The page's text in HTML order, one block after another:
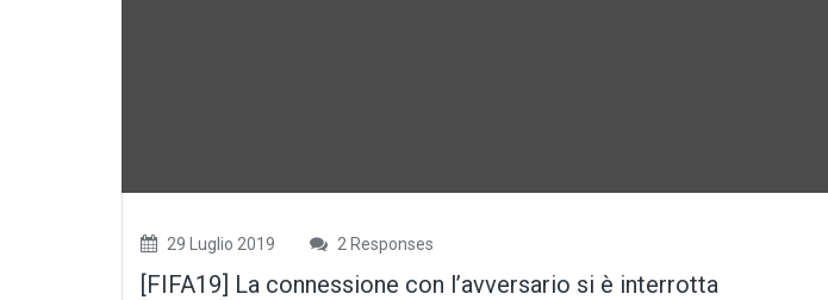
29 Luglio 2019 2 Responses
[FIFA19] La connessione con l’avversario si è interrotta